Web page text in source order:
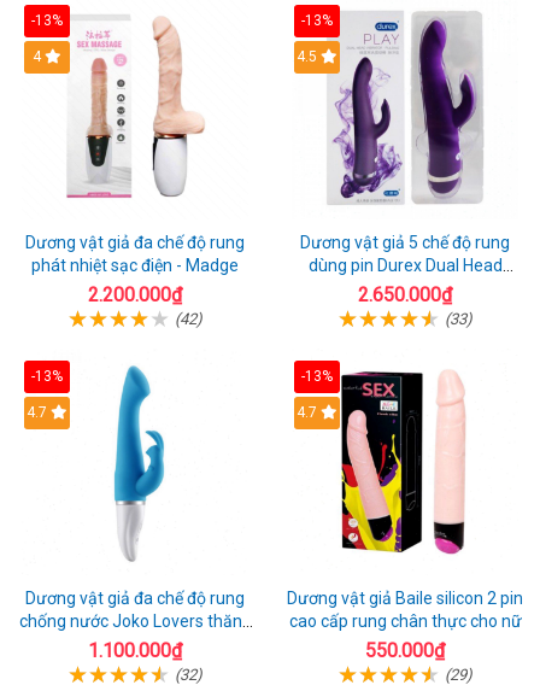
-13%
Hot
4
Dương vật giả đa chế độ rung
phát nhiệt sạc điện - Madge
2.200.000₫
(42)
-13%
Hot
4.5
Dương vật giả 5 chế độ rung
dùng pin Durex Dual Head
Pulsing
2.650.000₫
(33)
-13%
Hot
4.7
Dương vật giả đa chế độ rung
chống nước Joko Lovers thăng
hoa
1.100.000₫
(32)
-13%
4.7
Dương vật giả Baile silicon 2 pin
cao cấp rung chân thực cho nữ
550.000₫
(29)